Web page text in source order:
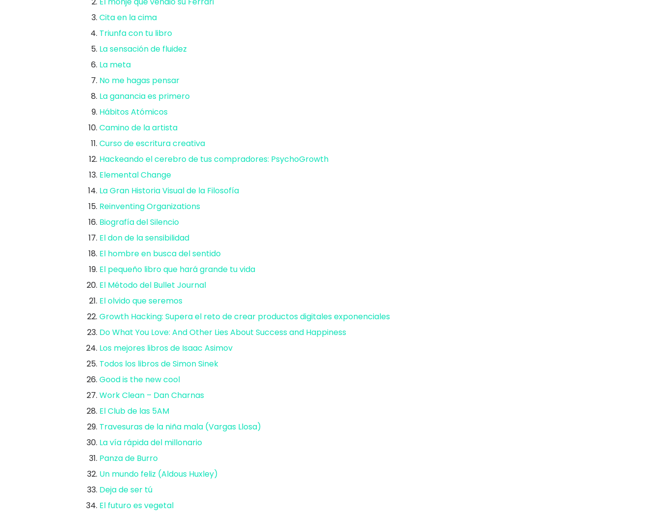
Cita en la cima⁠
Triunfa con tu libro⁠
La sensación de fluidez
La meta⁠
No me hagas pensar⁠
La ganancia es primero
Hábitos Atómicos
Camino de la artista
Curso de escritura creativa
Hackeando el cerebro de tus compradores: PsychoGrowth
Elemental Change⁠
La Gran Historia Visual de la Filosofía⁠
Reinventing Organizations⁠
Biografía del Silencio
El don de la sensibilidad⁠
El hombre en busca del sentido⁠
El pequeño libro que hará grande tu vida⁠
⁠El Método del Bullet Journal⁠
El olvido que seremos⁠
Growth Hacking: Supera el reto de crear productos digitales exponenciales
Do What You Love: And Other Lies About Success and Happiness⁠
Los mejores libros de Isaac Asimov⁠⁠
Todos los libros de Simon Sinek
Good is the new cool
Work Clean – Dan Charnas
El Club de las 5AM
Travesuras de la niña mala (Vargas Llosa)
La vía rápida del millonario
Panza de Burro
Un mundo feliz (Aldous Huxley)
Deja de ser tú⁠⁠
El futuro es vegetal